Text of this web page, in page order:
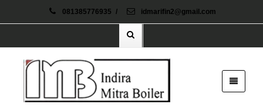
081385776935 / idmarifin2@gmail.com